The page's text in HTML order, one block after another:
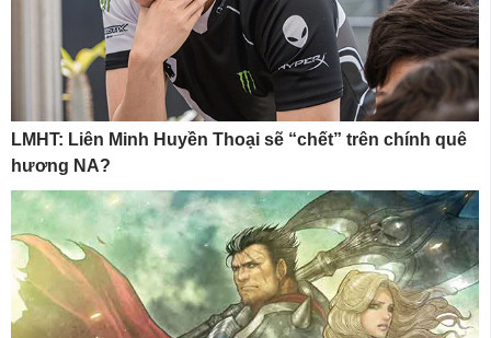
LMHT: Liên Minh Huyền Thoại sẽ “chết” trên chính quê
hương NA?